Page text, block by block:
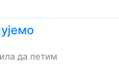
да летим